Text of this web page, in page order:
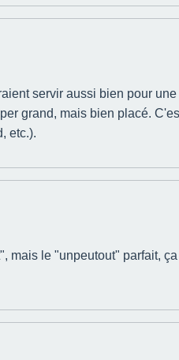
servir aussi bien pour
grand, mais bien placé.
etc.).
mais le "unpeutout" parfait,